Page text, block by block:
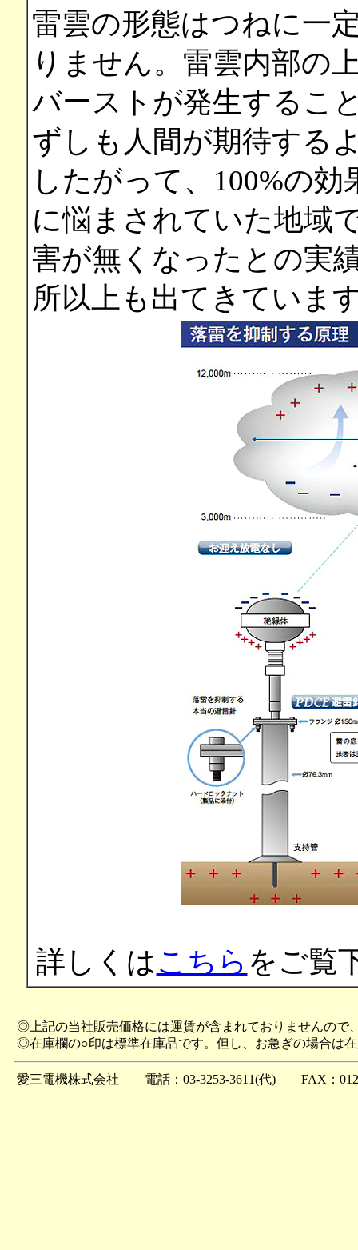
雷雲の形態はつねに一
りません。雷雲内部の
バーストが発生するこ
ずしも人間が期待する
したがって、100%の
に悩まされていた地域
害が無くなったとの実
所以上も出てきていま
詳しくはこちら をご覧
◎上記の当社販売価格には運賃が含まれておりませんので
◎在庫欄の○印は標準在庫品です。但し、お急ぎの場合は
愛三電機株式会社 電話：03-3253-3611(代) FAX：